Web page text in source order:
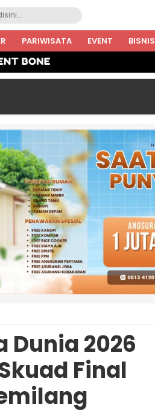
PARIWISATA EVENT BISNIS
Dunia 2026
Final